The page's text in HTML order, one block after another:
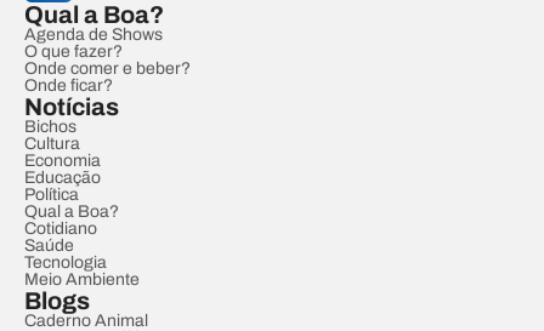
Qual a Boa?
Agenda de Shows
O que fazer?
Onde comer e beber?
Onde ficar?
Notícias
Bichos
Cultura
Economia
Educação
Política
Qual a Boa?
Cotidiano
Saúde
Tecnologia
Meio Ambiente
Blogs
Caderno Animal